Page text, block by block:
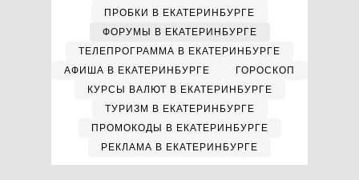
ПРОБКИ В ЕКАТЕРИНБУРГЕ
ФОРУМЫ В ЕКАТЕРИНБУРГЕ
ТЕЛЕПРОГРАММА В ЕКАТЕРИНБУРГЕ
АФИША В ЕКАТЕРИНБУРГЕ
ГОРОСКОП
КУРСЫ ВАЛЮТ В ЕКАТЕРИНБУРГЕ
ТУРИЗМ В ЕКАТЕРИНБУРГЕ
ПРОМОКОДЫ В ЕКАТЕРИНБУРГЕ
РЕКЛАМА В ЕКАТЕРИНБУРГЕ